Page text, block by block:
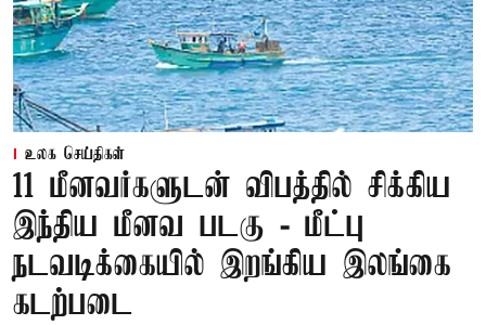
உலக செய்திகள்
11 மீனவர்களுடன் விபத்தில் சிக்கிய
இந்திய மீனவ படகு - மீட்பு
நடவடிக்கையில் இறங்கிய இலங்கை
கடற்படை